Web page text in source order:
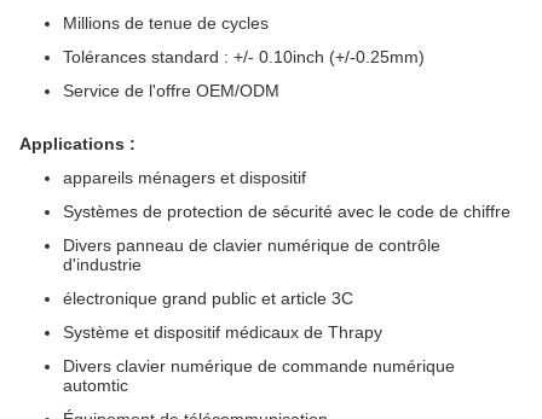
Millions de tenue de cycles
Tolérances standard : +/- 0.10inch (+/-0.25mm)
Service de l'offre OEM/ODM
Applications :
appareils ménagers et dispositif
Systèmes de protection de sécurité avec le code de chiffre
Divers panneau de clavier numérique de contrôle
d'industrie
électronique grand public et article 3C
Système et dispositif médicaux de Thrapy
Divers clavier numérique de commande numérique
automtic